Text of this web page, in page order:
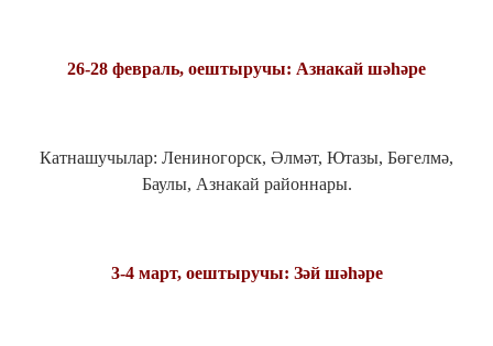
26-28 февраль, оештыручы: Азнакай шәһәре
Катнашучылар: Лениногорск, Әлмәт, Ютазы, Бөгелмә,
Баулы, Азнакай районнары.
3-4 март, оештыручы: Зәй шәһәре